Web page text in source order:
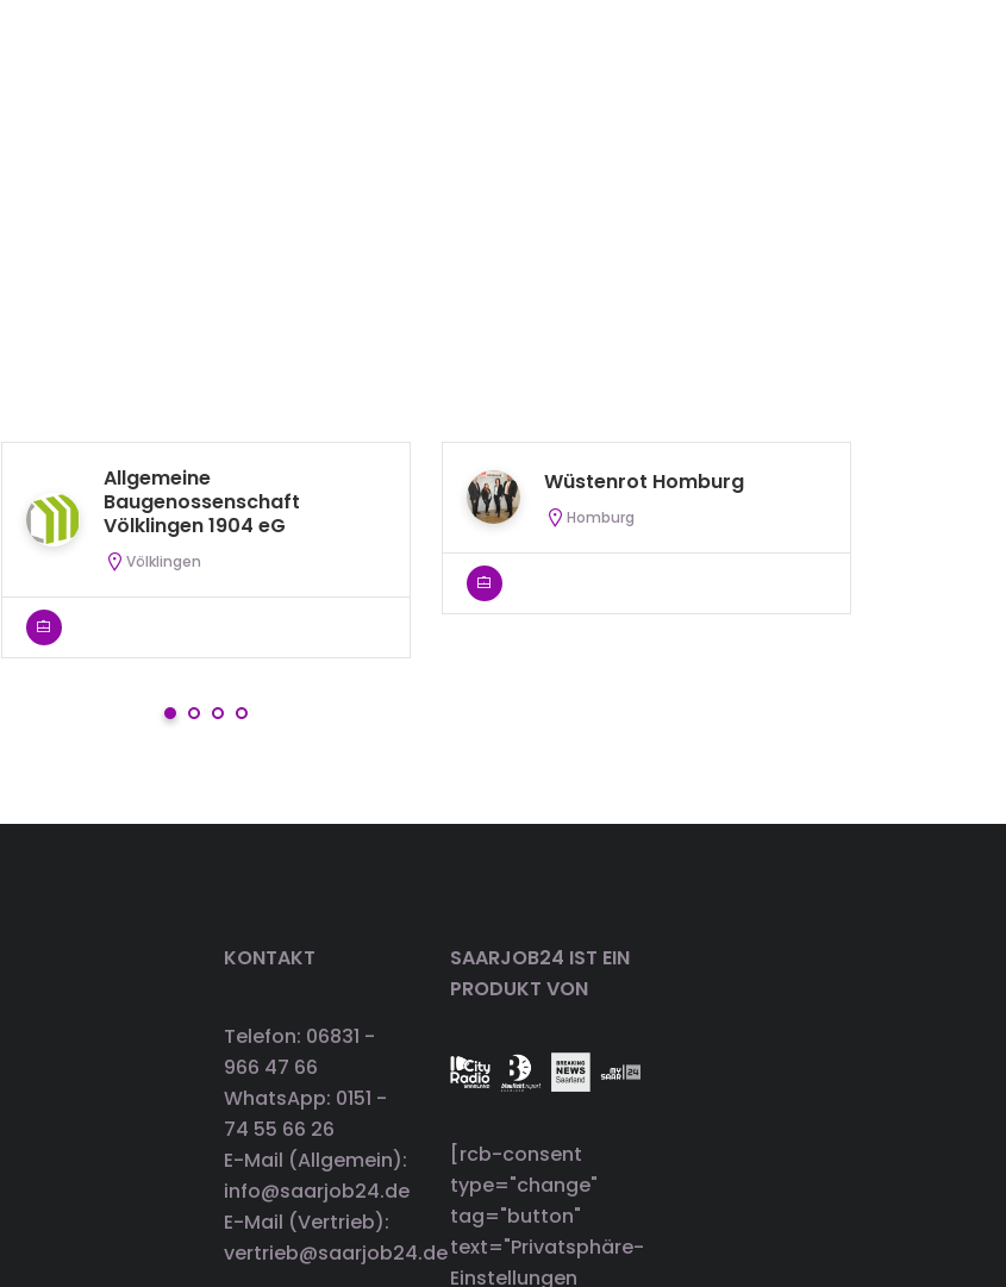
Allgemeine
Baugenossenschaft
Völklingen 1904 eG
Völklingen
Wüstenrot Homburg
Homburg
KONTAKT
Telefon: 06831 -
966 47 66
WhatsApp: 0151 -
74 55 66 26
E-Mail (Allgemein):
info@saarjob24.de
E-Mail (Vertrieb):
vertrieb@saarjob24.de
SAARJOB24 IST EIN
PRODUKT VON
[rcb-consent
type="change"
tag="button"
text="Privatsphäre-
Einstellungen